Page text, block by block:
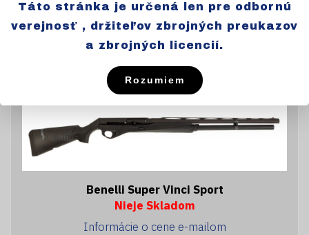
Benelli Vinci Sport
Nieje Skladom
Informácie o cene e-mailom
Benelli Super Vinci Sport
Nieje Skladom
Informácie o cene e-mailom
Táto stránka je určená len pre odbornú
verejnosť , držiteľov zbrojných preukazov
a zbrojných licencií.
Rozumiem